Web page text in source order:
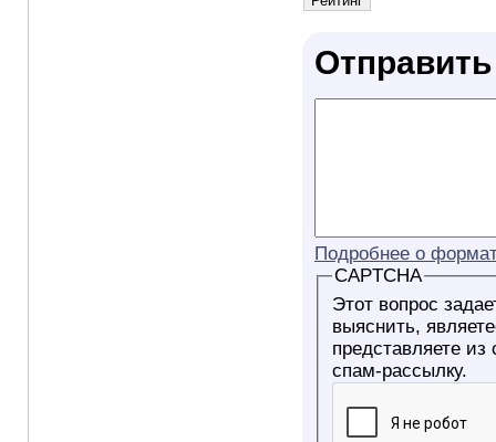
Подробнее о
CAPTCHA
Этот вопрос
выяснить, являетесь ли Вы
представляете
спам-рассылку.